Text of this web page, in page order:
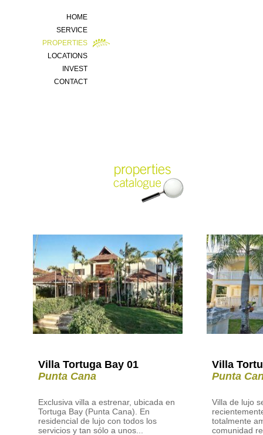
HOME
SERVICE
PROPERTIES
LOCATIONS
INVEST
CONTACT
Villa Tortuga Bay 01
Punta Cana
Exclusiva villa a estrenar, ubicada en
Tortuga Bay (Punta Cana). En
residencial de lujo con todos los
servicios y tan sólo a unos...
Villa
Punta
Villa de lujo
totalmente
comunidad